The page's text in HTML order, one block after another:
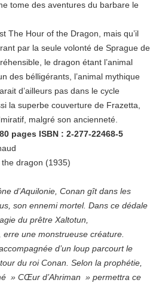
tome des aventures du barbare le
The Hour of the Dragon, mais qu’il
par la seule volonté de Sprague de
le dragon étant l’animal
des bélligérants, l’animal mythique
d’ailleurs pas dans le cycle
la superbe couverture de Frazetta,
malgré son ancienneté.
pages ISBN : 2-277-22468-5
dragon (1935)
d’Aquilonie, Conan gît dans les
son ennemi mortel. Dans ce dédale
du prêtre Xaltotun,
une monstrueuse créature.
d’un loup parcourt le
du roi Conan. Selon la prophétie,
» CŒur d’Ahriman » permettra ce